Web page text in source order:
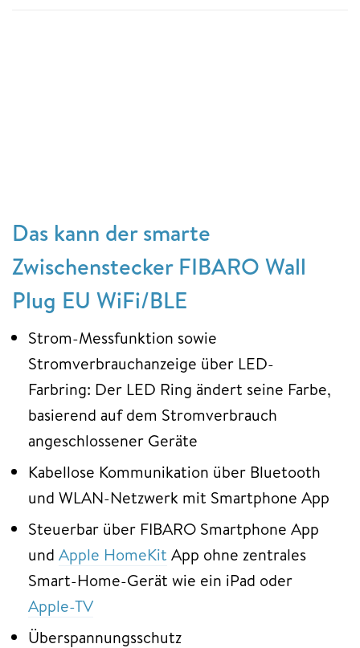
Das kann der smarte
Zwischenstecker FIBARO Wall
Plug EU WiFi/BLE
Strom-Messfunktion sowie
Stromverbrauchanzeige über LED-
Farbring: Der LED Ring ändert seine Farbe,
basierend auf dem Stromverbrauch
angeschlossener Geräte
Kabellose Kommunikation über Bluetooth
und WLAN-Netzwerk mit Smartphone App
Steuerbar über FIBARO Smartphone App
und Apple HomeKit App ohne zentrales
Smart-Home-Gerät wie ein iPad oder
Apple-TV
Überspannungsschutz